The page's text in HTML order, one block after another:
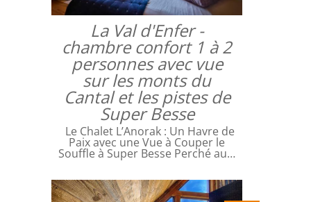
La Val d'Enfer -
chambre confort 1 à 2
personnes avec vue
sur les monts du
Cantal et les pistes de
Super Besse
Le Chalet L’Anorak : Un Havre de
Paix avec une Vue à Couper le
Souffle à Super Besse Perché au…